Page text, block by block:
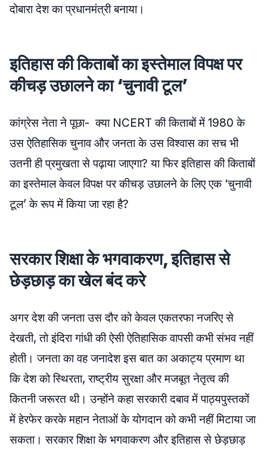
दोबारा देश का प्रधानमंत्री बनाया।
इतिहास की किताबों का इस्तेमाल विपक्ष पर
कीचड़ उछालने का ‘चुनावी टूल’
कांग्रेस नेता ने पूछा- क्या NCERT की किताबों में 1980 के
उस ऐतिहासिक चुनाव और जनता के उस विश्वास का सच भी
उतनी ही प्रमुखता से पढ़ाया जाएगा? या फिर इतिहास की किताबों
का इस्तेमाल केवल विपक्ष पर कीचड़ उछालने के लिए एक ‘चुनावी
टूल’ के रूप में किया जा रहा है?
सरकार शिक्षा के भगवाकरण, इतिहास से
छेड़छाड़ का खेल बंद करे
अगर देश की जनता उस दौर को केवल एकतरफा नजरिए से
देखती, तो इंदिरा गांधी की ऐसी ऐतिहासिक वापसी कभी संभव नहीं
होती। जनता का वह जनादेश इस बात का अकाट्य प्रमाण था
कि देश को स्थिरता, राष्ट्रीय सुरक्षा और मजबूत नेतृत्व की
कितनी जरूरत थी। उन्होंने कहा सरकारी दबाव में पाठ्यपुस्तकों
में हेरफेर करके महान नेताओं के योगदान को कभी नहीं मिटाया जा
सकता। सरकार शिक्षा के भगवाकरण और इतिहास से छेड़छाड़